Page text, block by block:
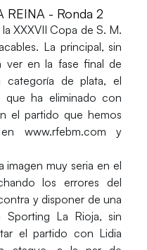
REINA - Ronda 2
XXXVII Copa de S. M.
La principal, sin
ver en la fase final de
de plata, el
que ha eliminado con
el partido que hemos
www.rfebm.com y
imagen muy seria en el
los errores del
y disponer de una
Sporting La Rioja, sin
el partido con Lidia